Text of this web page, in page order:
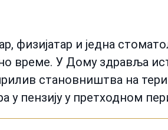
физијатар и једна
време. У Дому здравља
становништва на
у пензију у претходном